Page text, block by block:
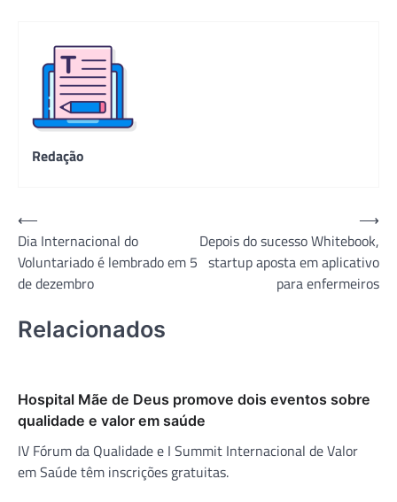
Redação
Navegação
de
Post
⟵
Dia Internacional do
Voluntariado é lembrado em 5
de dezembro
Depois do sucesso Whitebook,
startup aposta em aplicativo
para enfermeiros
⟶
Relacionados
Hospital Mãe de Deus promove dois eventos sobre
qualidade e valor em saúde
IV Fórum da Qualidade e I Summit Internacional de Valor
em Saúde têm inscrições gratuitas.